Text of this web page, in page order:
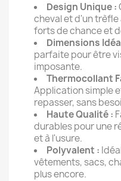
Design Unique :
cheval et d'un
forts de chance et
Dimensions
parfaite pour être
imposante.
Thermocollant
Application simple
repasser, sans
Haute Qualité :
durables pour une
et à l'usure.
Polyvalent :
vêtements, sacs,
plus encore.